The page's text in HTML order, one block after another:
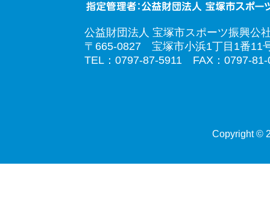
公益財団法人 宝塚市スポーツ振興公
〒665-0827 宝塚市小浜1丁目1番11
TEL：0797-87-5911 FAX：0797-81-
Copyright ©